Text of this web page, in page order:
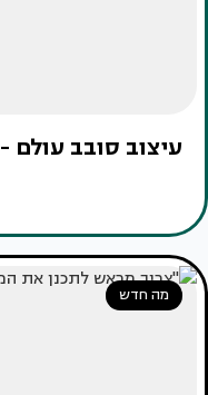
עיצוב סובב עולם - 125
מה חדש